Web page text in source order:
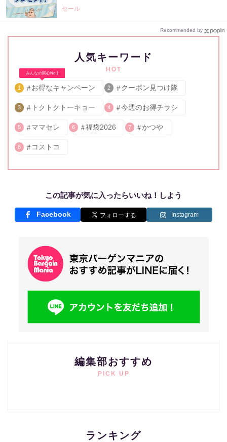
セール
Recommended by
人気キーワード
HOT
みんなの関心No.1
1 お得なキャンペーン 2 クーポン見つけ隊
3 トクトクトーキョー 4 今週のお得チラシ
5 ママセレ 6 福袋2026 7 かつや
8 コストコ
この記事が気に入ったらいいね！しよう
Facebook Instagram
編集部おすすめ
PICK UP
ランキング